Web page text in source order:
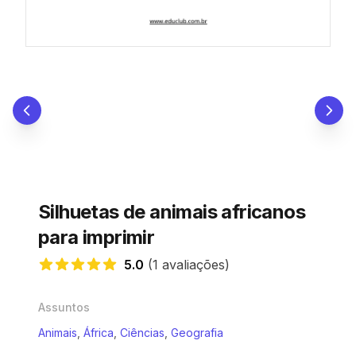
Silhuetas de animais africanos
para imprimir
5.0 (1 avaliações)
Assuntos
Animais África Ciências Geografia